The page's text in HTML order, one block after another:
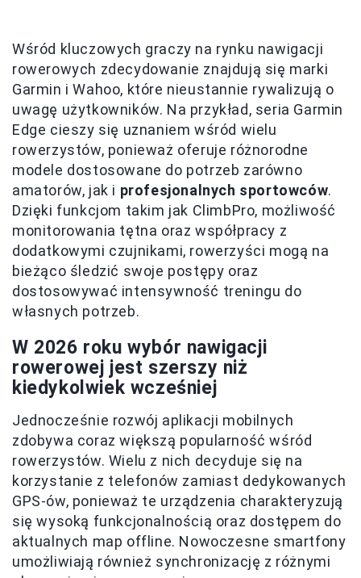
Wśród kluczowych graczy na rynku nawigacji
rowerowych zdecydowanie znajdują się marki
Garmin i Wahoo, które nieustannie rywalizują o
uwagę użytkowników. Na przykład, seria Garmin
Edge cieszy się uznaniem wśród wielu
rowerzystów, ponieważ oferuje różnorodne
modele dostosowane do potrzeb zarówno
amatorów, jak i profesjonalnych sportowców.
Dzięki funkcjom takim jak ClimbPro, możliwość
monitorowania tętna oraz współpracy z
dodatkowymi czujnikami, rowerzyści mogą na
bieżąco śledzić swoje postępy oraz
dostosowywać intensywność treningu do
własnych potrzeb.
W 2026 roku wybór nawigacji
rowerowej jest szerszy niż
kiedykolwiek wcześniej
Jednocześnie rozwój aplikacji mobilnych
zdobywa coraz większą popularność wśród
rowerzystów. Wielu z nich decyduje się na
korzystanie z telefonów zamiast dedykowanych
GPS-ów, ponieważ te urządzenia charakteryzują
się wysoką funkcjonalnością oraz dostępem do
aktualnych map offline. Nowoczesne smartfony
umożliwiają również synchronizację z różnymi